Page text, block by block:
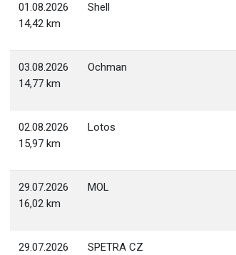
01.08.2026
14,42 km
Shell
03.08.2026
14,77 km
Ochman
02.08.2026
15,97 km
Lotos
29.07.2026
16,02 km
MOL
29.07.2026
SPETRA CZ